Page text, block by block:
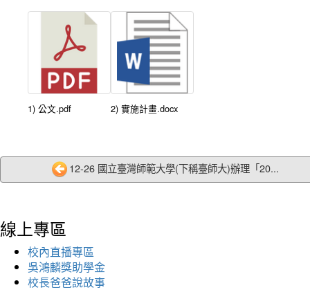
1) 公文.pdf 2) 實施計畫.docx
12-26 國立臺灣師範大學(下稱臺師大)辦理「20...
線上專區
校內直播專區
吳鴻麟獎助學金
校長爸爸說故事